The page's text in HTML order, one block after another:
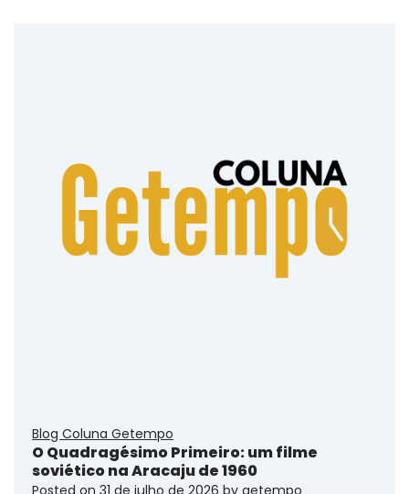
Blog Coluna Getempo
O Quadragésimo Primeiro: um filme
soviético na Aracaju de 1960